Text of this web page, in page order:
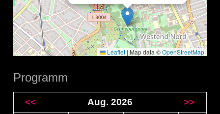
Leaflet | Map data ©OpenStreetMap
Programm
<< Aug. 2026 >>